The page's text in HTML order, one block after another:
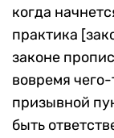
когда
практика
законе
вовремя
призывной
быть